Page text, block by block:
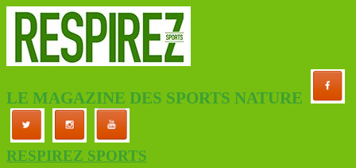
LE MAGAZINE DES SPORTS NATURE
RESPIREZ SPORTS